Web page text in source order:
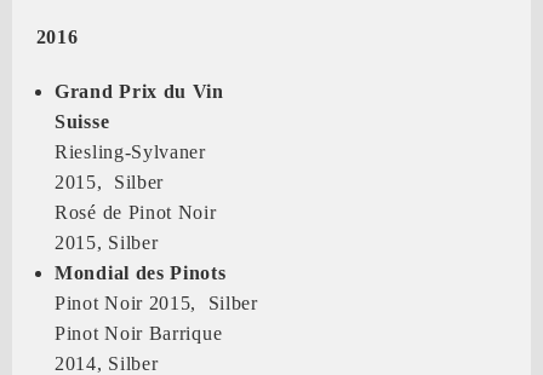
2016
Grand Prix du Vin
Suisse
Riesling-Sylvaner
2015, Silber
Rosé de Pinot Noir
2015, Silber
Mondial des Pinots
Pinot Noir 2015, Silber
Pinot Noir Barrique
2014, Silber